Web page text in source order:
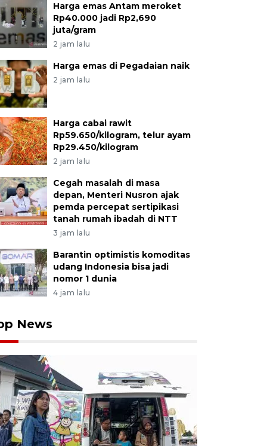
Harga emas Antam meroket
Rp40.000 jadi Rp2,690
juta/gram
2 jam lalu
Harga emas di Pegadaian naik
2 jam lalu
Harga cabai rawit
Rp59.650/kilogram, telur ayam
Rp29.450/kilogram
2 jam lalu
Cegah masalah di masa
depan, Menteri Nusron ajak
pemda percepat sertipikasi
tanah rumah ibadah di NTT
3 jam lalu
Barantin optimistis komoditas
udang Indonesia bisa jadi
nomor 1 dunia
4 jam lalu
News